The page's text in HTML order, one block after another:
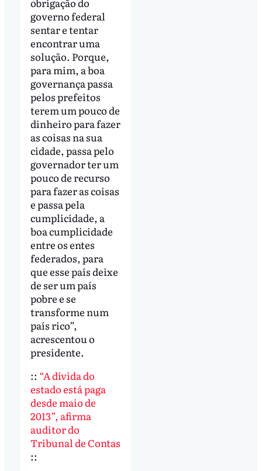
governo federal
sentar e tentar
encontrar uma
solução. Porque,
para mim, a boa
governança passa
pelos prefeitos
terem um pouco de
dinheiro para fazer
as coisas na sua
cidade, passa pelo
governador ter um
pouco de recurso
para fazer as coisas
e passa pela
cumplicidade, a
boa cumplicidade
entre os entes
federados, para
que esse país deixe
de ser um país
pobre e se
transforme num
país rico”,
acrescentou o
presidente.
:: “A dívida do
estado está paga
desde maio de
2013”, afirma
auditor do
Tribunal de Contas
::